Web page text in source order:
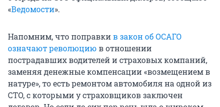
«Ведомости».
Напомним, что поправкив закон об ОСАГО
означают революцию в отношении
пострадавших водителей и страховых компаний,
заменяя денежные компенсации «возмещением в
натуре», то есть ремонтом автомобиля на одной из
СТО, с которыми у страховщиков заключен